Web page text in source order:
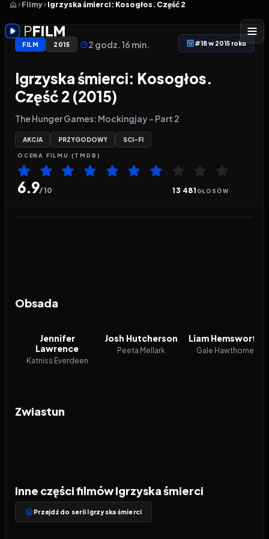
Filmy Igrzyska śmierci: Kosogłos. Część 2
FILM 2015 2 godz. 16 min. #18 w 2015 roku
Igrzyska śmierci: Kosogłos.
Część 2 (2015)
The Hunger Games: Mockingjay - Part 2
AKCJA PRZYGODOWY SCI-FI
OCENA FILMU (TMDB)
6.9/ 10 13 481GŁOSÓW
Obsada
Jennifer
Lawrence
Katniss Everdeen
Josh Hutcherson
Peeta Mellark
Liam Hemsworth
Gale Hawthorne
Zwiastun
Inne części filmów Igrzyska śmierci
Przejdź do serii Igrzyska śmierci